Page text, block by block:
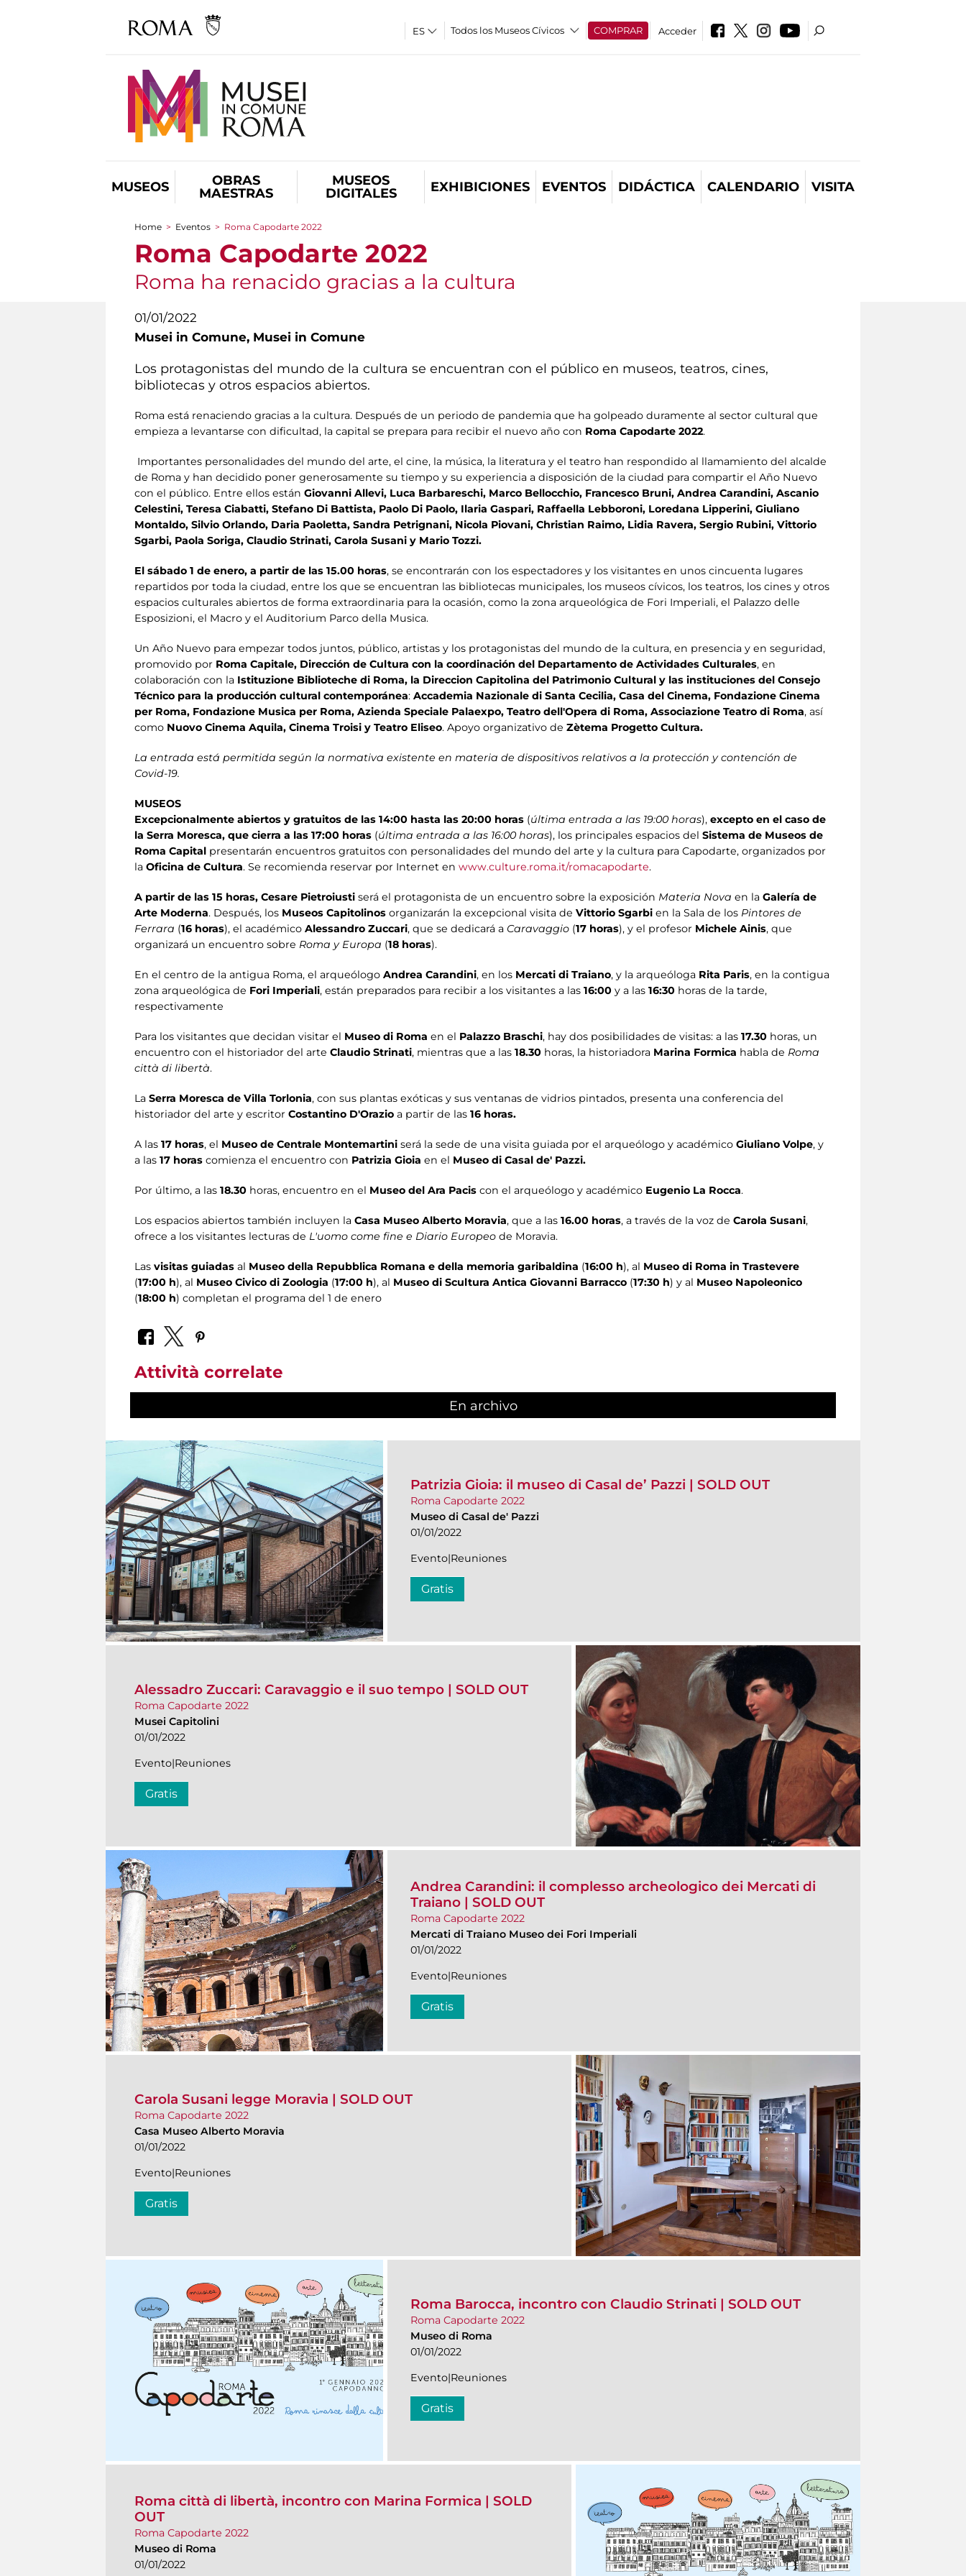
Todos los Museos Cívicos COMPRAR Acceder
MUSEOS
OBRAS
MAESTRAS
MUSEOS
DIGITALES
EXHIBICIONES EVENTOS DIDÁCTICA CALENDARIO VISITA
You are here
Home > Eventos > Roma Capodarte 2022
Roma Capodarte 2022
Roma ha renacido gracias a la cultura
01/01/2022
Musei in Comune, Musei in Comune
Los protagonistas del mundo de la cultura se encuentran con el público en museos, teatros, cines,
bibliotecas y otros espacios abiertos.
Roma está renaciendo gracias a la cultura. Después de un periodo de pandemia que ha golpeado duramente al sector cultural que
empieza a levantarse con dificultad, la capital se prepara para recibir el nuevo año con Roma Capodarte 2022.
Importantes personalidades del mundo del arte, el cine, la música, la literatura y el teatro han respondido al llamamiento del alcalde
de Roma y han decidido poner generosamente su tiempo y su experiencia a disposición de la ciudad para compartir el Año Nuevo
con el público. Entre ellos están Giovanni Allevi, Luca Barbareschi, Marco Bellocchio, Francesco Bruni, Andrea Carandini, Ascanio
Celestini, Teresa Ciabatti, Stefano Di Battista, Paolo Di Paolo, Ilaria Gaspari, Raffaella Lebboroni, Loredana Lipperini, Giuliano
Montaldo, Silvio Orlando, Daria Paoletta, Sandra Petrignani, Nicola Piovani, Christian Raimo, Lidia Ravera, Sergio Rubini, Vittorio
Sgarbi, Paola Soriga, Claudio Strinati, Carola Susani y Mario Tozzi.
El sábado 1 de enero, a partir de las 15.00 horas, se encontrarán con los espectadores y los visitantes en unos cincuenta lugares
repartidos por toda la ciudad, entre los que se encuentran las bibliotecas municipales, los museos cívicos, los teatros, los cines y otros
espacios culturales abiertos de forma extraordinaria para la ocasión, como la zona arqueológica de Fori Imperiali, el Palazzo delle
Esposizioni, el Macro y el Auditorium Parco della Musica.
Un Año Nuevo para empezar todos juntos, público, artistas y los protagonistas del mundo de la cultura, en presencia y en seguridad,
promovido por Roma Capitale, Dirección de Cultura con la coordinación del Departamento de Actividades Culturales, en
colaboración con la Istituzione Biblioteche di Roma, la Direccion Capitolina del Patrimonio Cultural y las instituciones del Consejo
Técnico para la producción cultural contemporánea: Accademia Nazionale di Santa Cecilia, Casa del Cinema, Fondazione Cinema
per Roma, Fondazione Musica per Roma, Azienda Speciale Palaexpo, Teatro dell'Opera di Roma, Associazione Teatro di Roma, así
como Nuovo Cinema Aquila, Cinema Troisi y Teatro Eliseo. Apoyo organizativo de Zètema Progetto Cultura.
La entrada está permitida según la normativa existente en materia de dispositivos relativos a la protección y contención de
Covid-19.
MUSEOS
Excepcionalmente abiertos y gratuitos de las 14:00 hasta las 20:00 horas (última entrada a las 19:00 horas), excepto en el caso de
la Serra Moresca, que cierra a las 17:00 horas (última entrada a las 16:00 horas), los principales espacios del Sistema de Museos de
Roma Capital presentarán encuentros gratuitos con personalidades del mundo del arte y la cultura para Capodarte, organizados por
la Oficina de Cultura. Se recomienda reservar por Internet en www.culture.roma.it/romacapodarte.
A partir de las 15 horas, Cesare Pietroiusti será el protagonista de un encuentro sobre la exposición Materia Nova en la Galería de
Arte Moderna. Después, los Museos Capitolinos organizarán la excepcional visita de Vittorio Sgarbi en la Sala de los Pintores de
Ferrara (16 horas), el académico Alessandro Zuccari, que se dedicará a Caravaggio (17 horas), y el profesor Michele Ainis, que
organizará un encuentro sobre Roma y Europa (18 horas).
En el centro de la antigua Roma, el arqueólogo Andrea Carandini, en los Mercati di Traiano, y la arqueóloga Rita Paris, en la contigua
zona arqueológica de Fori Imperiali, están preparados para recibir a los visitantes a las 16:00 y a las 16:30 horas de la tarde,
respectivamente
Para los visitantes que decidan visitar el Museo di Roma en el Palazzo Braschi, hay dos posibilidades de visitas: a las 17.30 horas, un
encuentro con el historiador del arte Claudio Strinati, mientras que a las 18.30 horas, la historiadora Marina Formica habla de Roma
città di libertà.
La Serra Moresca de Villa Torlonia, con sus plantas exóticas y sus ventanas de vidrios pintados, presenta una conferencia del
historiador del arte y escritor Costantino D'Orazio a partir de las 16 horas.
A las 17 horas, el Museo de Centrale Montemartini será la sede de una visita guiada por el arqueólogo y académico Giuliano Volpe, y
a las 17 horas comienza el encuentro con Patrizia Gioia en el Museo di Casal de' Pazzi.
Por último, a las 18.30 horas, encuentro en el Museo del Ara Pacis con el arqueólogo y académico Eugenio La Rocca.
Los espacios abiertos también incluyen la Casa Museo Alberto Moravia, que a las 16.00 horas, a través de la voz de Carola Susani,
ofrece a los visitantes lecturas de L'uomo come fine e Diario Europeo de Moravia.
Las visitas guiadas al Museo della Repubblica Romana e della memoria garibaldina (16:00 h), al Museo di Roma in Trastevere
(17:00 h), al Museo Civico di Zoologia (17:00 h), al Museo di Scultura Antica Giovanni Barracco (17:30 h) y al Museo Napoleonico
(18:00 h) completan el programa del 1 de enero
Attività correlate
En archivo
Patrizia Gioia: il museo di Casal de’ Pazzi | SOLD OUT
Roma Capodarte 2022
Museo di Casal de' Pazzi
01/01/2022
Evento|Reuniones
Gratis
Alessadro Zuccari: Caravaggio e il suo tempo | SOLD OUT
Roma Capodarte 2022
Musei Capitolini
01/01/2022
Evento|Reuniones
Gratis
Andrea Carandini: il complesso archeologico dei Mercati di
Traiano | SOLD OUT
Roma Capodarte 2022
Mercati di Traiano Museo dei Fori Imperiali
01/01/2022
Evento|Reuniones
Gratis
Carola Susani legge Moravia | SOLD OUT
Roma Capodarte 2022
Casa Museo Alberto Moravia
01/01/2022
Evento|Reuniones
Gratis
Roma Barocca, incontro con Claudio Strinati | SOLD OUT
Roma Capodarte 2022
Museo di Roma
01/01/2022
Evento|Reuniones
Gratis
Roma città di libertà, incontro con Marina Formica | SOLD
OUT
Roma Capodarte 2022
Museo di Roma
01/01/2022